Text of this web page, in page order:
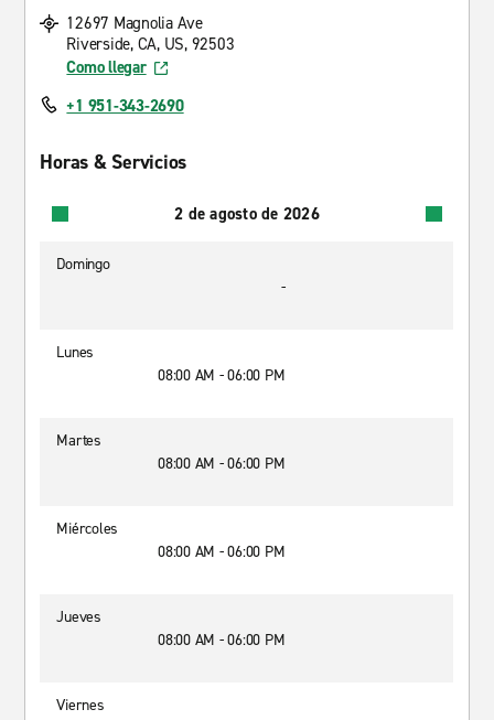
12697 Magnolia Ave
Riverside, CA, US, 92503
Como llegar
+1 951-343-2690
Horas & Servicios
2 de agosto de 2026
Domingo
-
Lunes
08:00 AM - 06:00 PM
Martes
08:00 AM - 06:00 PM
Miércoles
08:00 AM - 06:00 PM
Jueves
08:00 AM - 06:00 PM
Viernes